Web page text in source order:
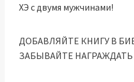
ХЭ с двумя мужчинами!
ДОБАВЛЯЙТЕ КНИГУ В
ЗАБЫВАЙТЕ